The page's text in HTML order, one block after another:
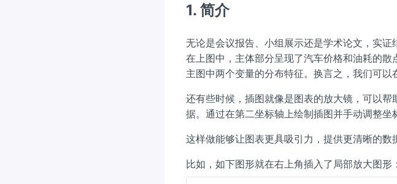
1. 简介
无论是会议报告、小组展示还是学术论文，实证
在上图中，主体部分呈现了汽车价格和油耗的
主图中两个变量的分布特征。换言之，我们可以
还有些时候，插图就像是图表的放大镜，可以
据。通过在第二坐标轴上绘制插图并手动调整坐
这样做能够让图表更具吸引力，提供更清晰的数
比如，如下图形就在右上角插入了局部放大图形：